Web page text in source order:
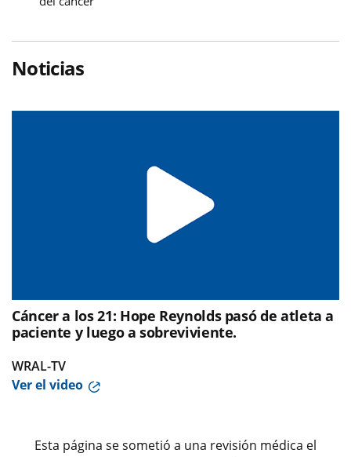
Noticias
Cáncer a los 21: Hope Reynolds pasó de atleta a
paciente y luego a sobreviviente.
WRAL-TV
Ver el video
Esta página se sometió a una revisión médica el